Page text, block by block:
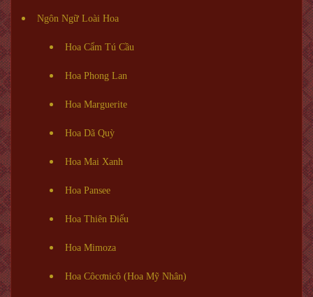
Ngôn Ngữ Loài Hoa
Hoa Cẩm Tú Cầu
Hoa Phong Lan
Hoa Marguerite
Hoa Dã Quỳ
Hoa Mai Xanh
Hoa Pansee
Hoa Thiên Điểu
Hoa Mimoza
Hoa Côcơnicô (Hoa Mỹ Nhân)